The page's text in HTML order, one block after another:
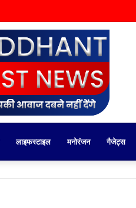
लाइफस्टाइल मनोरंजन गैजेट्स